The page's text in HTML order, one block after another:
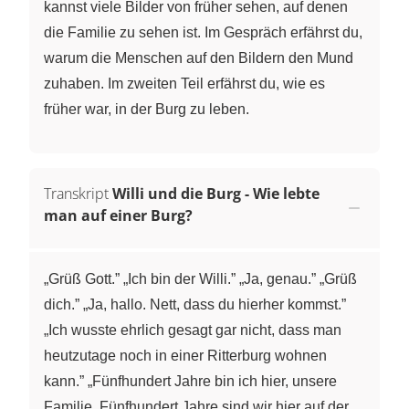
kannst viele Bilder von früher sehen, auf denen
die Familie zu sehen ist. Im Gespräch erfährst du,
warum die Menschen auf den Bildern den Mund
zuhaben. Im zweiten Teil erfährst du, wie es
früher war, in der Burg zu leben.
TranskriptWilli und die Burg - Wie lebte
man auf einer Burg?
„Grüß Gott.” „Ich bin der Willi.” „Ja, genau.” „Grüß
dich.” „Ja, hallo. Nett, dass du hierher kommst.”
„Ich wusste ehrlich gesagt gar nicht, dass man
heutzutage noch in einer Ritterburg wohnen
kann.” „Fünfhundert Jahre bin ich hier, unsere